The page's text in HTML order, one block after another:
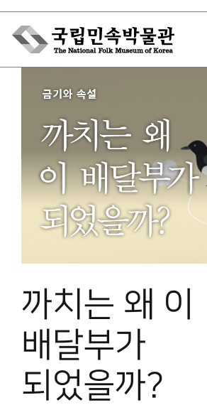
Skip
content
박물관에서는
민속이야기
민속 인사이드
원문보기 PDF
까치는 왜 이
배달부가
되었을까?